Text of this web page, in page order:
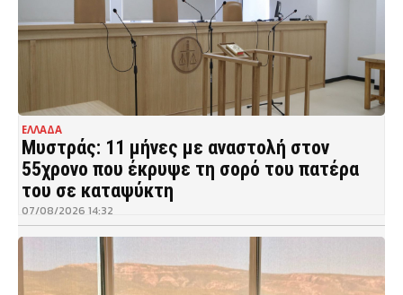
ΕΛΛΑΔΑ
Μυστράς: 11 μήνες με αναστολή στον
55χρονο που έκρυψε τη σορό του πατέρα
του σε καταψύκτη
07/08/2026 14:32